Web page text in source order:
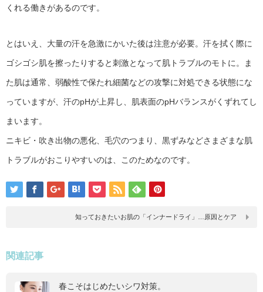
くれる働きがあるのです。
とはいえ、大量の汗を急激にかいた後は注意が必要。汗を拭く際に
ゴシゴシ肌を擦ったりすると刺激となって肌トラブルのモトに。ま
た肌は通常、弱酸性で保たれ細菌などの攻撃に対処できる状態にな
っていますが、汗のpHが上昇し、肌表面のpHバランスがくずれてし
まいます。
ニキビ・吹き出物の悪化、毛穴のつまり、黒ずみなどさまざまな肌
トラブルがおこりやすいのは、このためなのです。
知っておきたいお肌の「インナードライ」…原因とケア
関連記事
春こそはじめたいシワ対策。